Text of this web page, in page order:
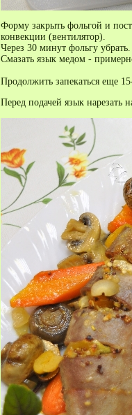
Форму закрыть фольгой и
конвекции (вентилятор).
Через 30 минут фольгу убрать.
Смазать язык медом -
Продолжить запекаться еще
Перед подачей язык